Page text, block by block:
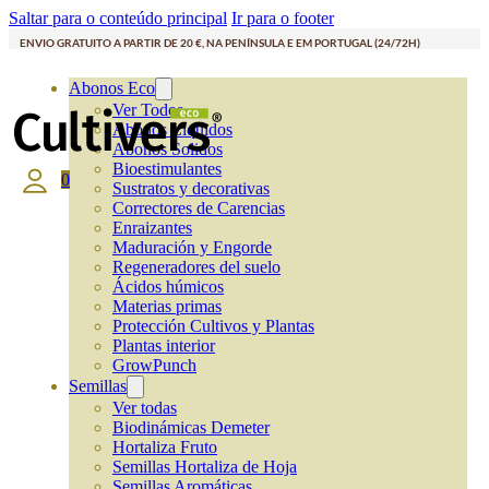
Saltar para o conteúdo principal Ir para o footer
ENVIO GRATUITO A PARTIR DE 20 €, NA PENÍNSULA E EM PORTUGAL (24/72H)
Abonos Eco
Ver Todos
Abonos Líquidos
Abonos Solidos
Bioestimulantes
Sustratos y decorativas
Correctores de Carencias
Enraizantes
Maduración y Engorde
Regeneradores del suelo
Ácidos húmicos
Materias primas
Protección Cultivos y Plantas
Plantas interior
GrowPunch
Semillas
Ver todas
Biodinámicas Demeter
Hortaliza Fruto
Semillas Hortaliza de Hoja
0